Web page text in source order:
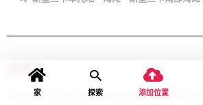
米丽莎
米瑞莎位于斯里兰卡南部海岸。无论旅行
家 探索 添加位置